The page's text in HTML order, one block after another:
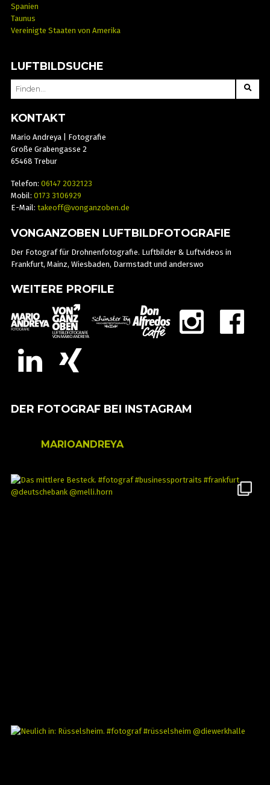
Spanien
Taunus
Vereinigte Staaten von Amerika
LUFTBILDSUCHE
SEARCH
KONTAKT
Mario Andreya | Fotografie
Große Grabengasse 2
65468 Trebur
Telefon: 06147 2032123
Mobil: 0173 3106929
E-Mail: takeoff@vonganzoben.de
VONGANZOBEN LUFTBILDFOTOGRAFIE
Der Fotograf für Drohnenfotografie. Luftbilder & Luftvideos in
Frankfurt, Mainz, Wiesbaden, Darmstadt und anderswo
WEITERE PROFILE
DER FOTOGRAF BEI INSTAGRAM
MARIOANDREYA